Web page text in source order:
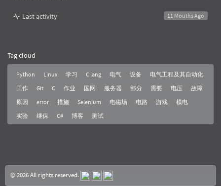
11 Mouths Ago
Last activity
Tag cloud
Python Linux 学习 C lang 电气 设备
电气工程及其自动化
工作
Git C 作业 国网 服务器 部分 需要 电压
故障
原因
error 措施 Selenium 电磁场 电路 游戏
模电
实验
继保 C# 博客 测试
© 2026 All rights reserved.